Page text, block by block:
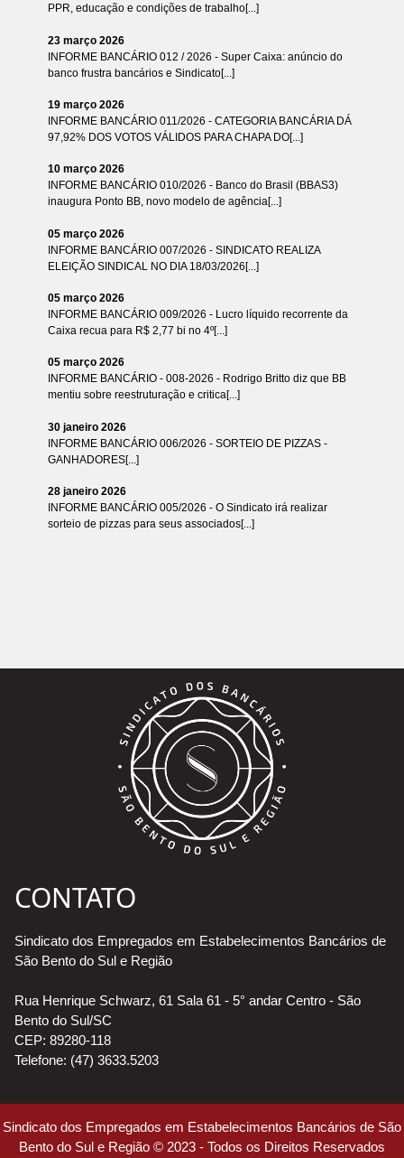
PPR, educação e condições de trabalho[...]
23 março 2026
INFORME BANCÁRIO 012 / 2026 - Super Caixa: anúncio do
banco frustra bancários e Sindicato[...]
19 março 2026
INFORME BANCÁRIO 011/2026 - CATEGORIA BANCÁRIA DÁ
97,92% DOS VOTOS VÁLIDOS PARA CHAPA DO[...]
10 março 2026
INFORME BANCÁRIO 010/2026 - Banco do Brasil (BBAS3)
inaugura Ponto BB, novo modelo de agência[...]
05 março 2026
INFORME BANCÁRIO 007/2026 - SINDICATO REALIZA
ELEIÇÃO SINDICAL NO DIA 18/03/2026[...]
05 março 2026
INFORME BANCÁRIO 009/2026 - Lucro líquido recorrente da
Caixa recua para R$ 2,77 bi no 4º[...]
05 março 2026
INFORME BANCÁRIO - 008-2026 - Rodrigo Britto diz que BB
mentiu sobre reestruturação e critica[...]
30 janeiro 2026
INFORME BANCÁRIO 006/2026 - SORTEIO DE PIZZAS -
GANHADORES[...]
28 janeiro 2026
INFORME BANCÁRIO 005/2026 - O Sindicato irá realizar
sorteio de pizzas para seus associados[...]
CONTATO
Sindicato dos Empregados em Estabelecimentos Bancários de
São Bento do Sul e Região
Rua Henrique Schwarz, 61 Sala 61 - 5° andar Centro - São
Bento do Sul/SC
CEP: 89280-118
Telefone: (47) 3633.5203
Sindicato dos Empregados em Estabelecimentos Bancários de São
Bento do Sul e Região © 2023 - Todos os Direitos Reservados